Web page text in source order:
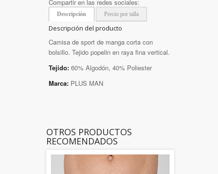
Compartir en las redes sociales:
Descripción Precio por talla
Descripción del producto
Camisa de sport de manga corta con
bolsillo. Tejido popelin en raya fina vertical.
Tejido: 60% Algodón, 40% Poliester
Marca: PLUS MAN
OTROS PRODUCTOS
RECOMENDADOS